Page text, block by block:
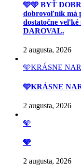
🩵🩵 BYŤ
dobrovoľník má
dostatočne veľké
DAROVAL.
2 augusta, 2026
🩵KRÁSNE
🩵KRÁSNE
2 augusta, 2026
🩵
🩵
2 augusta, 2026